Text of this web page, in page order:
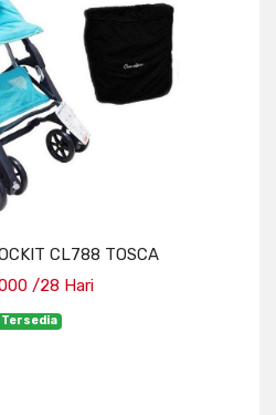
CL788 TOSCA
/28 Hari
Tersedia